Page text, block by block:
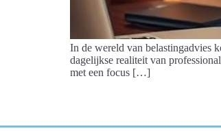
In de wereld van belastingadvies
dagelijkse realiteit van
met een focus […]